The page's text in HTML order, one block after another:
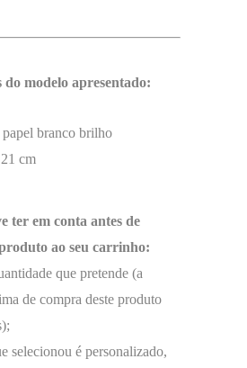
modelo apresentado:
papel branco brilho
cm
ter em conta antes de
ao seu carrinho:
que pretende (a
de compra deste produto
selecionou é personalizado,